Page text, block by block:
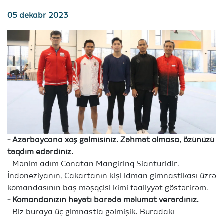
05 dekabr 2023
- Azərbaycana xoş gəlmisiniz. Zəhmət olmasa, özünüzü
təqdim edərdiniz.
- Mənim adım Conatan Mangirinq Sianturidir.
İndoneziyanın, Cakartanın kişi idman gimnastikası üzrə
komandasının baş məşqçisi kimi fəaliyyət göstərirəm.
- Komandanızın heyəti barədə məlumat verərdiniz.
- Biz buraya üç gimnastla gəlmişik. Buradakı